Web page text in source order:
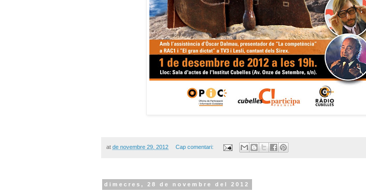
at de novembre 29, 2012 Cap comentari:
dimecres, 28 de novembre del 2012